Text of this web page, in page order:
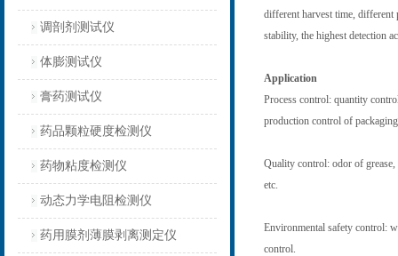
调剖剂测试仪
体膨测试仪
膏药测试仪
药品颗粒硬度检测仪
药物粘度检测仪
动态力学电阻检测仪
药用膜剂薄膜剥离测定仪
different harvest time, different
stability, the highest detection
Application
Process control: quantity
production control of
Quality control: odor of
etc.
Environmental safety control:
control.